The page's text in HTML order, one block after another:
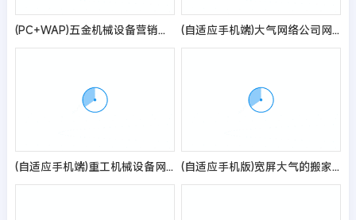
(PC+WAP)五金机械设备营销型网站模板 (自适应手机端)大气网络公司网站模板
(自适应手机端)重工机械设备网站pbootcms模板 起重机吊机机械设备通用网站源码 (自适应手机版)宽屏大气的搬家快递公司pbootcms网站模板 响应式搬家家政公司网站源码